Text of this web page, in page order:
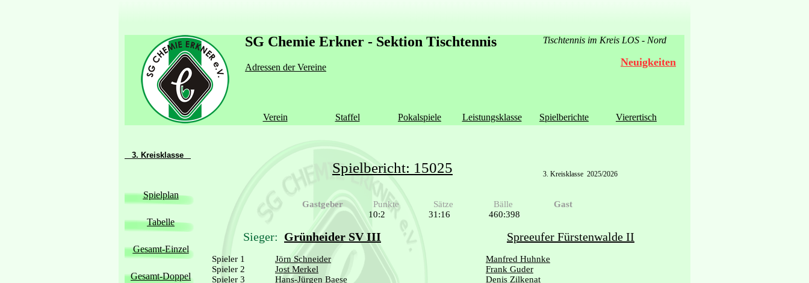
Tischtennis im Kreis LOS - Nord
SG Chemie Erkner - Sektion Tischtennis
Adressen der Vereine
Verein Staffel Pokalspiele Leistungsklasse Spielberichte Vierertisch
Neuigkeiten
3. Kreisklasse
Spielplan
Tabelle
Gesamt-Einzel
Gesamt-Doppel
Spielbericht: 15025 3. Kreisklasse 2025/2026
Gastgeber Punkte Sätze Bälle
Gast
10:2
31:16 460:398
Sieger: Grünheider SV III Spreeufer Fürstenwalde II
Spieler 1 Jörn Schneider
Manfred Huhnke
Spieler 2
Jost Merkel
Frank Guder
Spieler 3
Hans-Jürgen Baese
Denis Zilkenat